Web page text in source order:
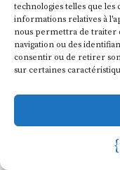
technologies telles que
informations relatives à
nous permettra de traiter
navigation ou des
consentir ou de retirer
sur certaines
Affirmation 3
médias
conspiration
Estulin’s
médias sur le